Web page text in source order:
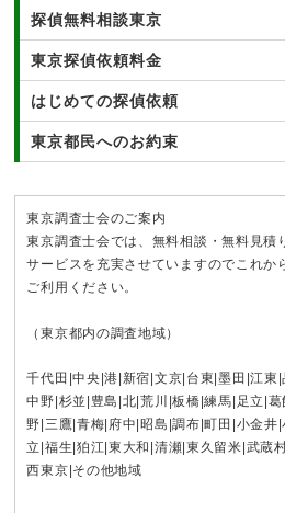
探偵無料相談東京
東京探偵依頼料金
はじめての探偵依頼
東京都民へのお約束
東京調査士会のご案内
東京調査士会では、無料相談・無料見積
サービスを充実させていますのでこれか
ご利用ください。
（東京都内の調査地域）
千代田 |中央 |港 新宿 文京 台東 |墨田 |江東 |
中野 杉並 豊島 北 |荒川 |板橋 |練馬 足立 葛
野 三鷹 青梅 府中 昭島 |調布 |町田 小金井 |
立 福生 狛江 |東大和 清瀬 東久留米 武蔵
西東京 |その他地域